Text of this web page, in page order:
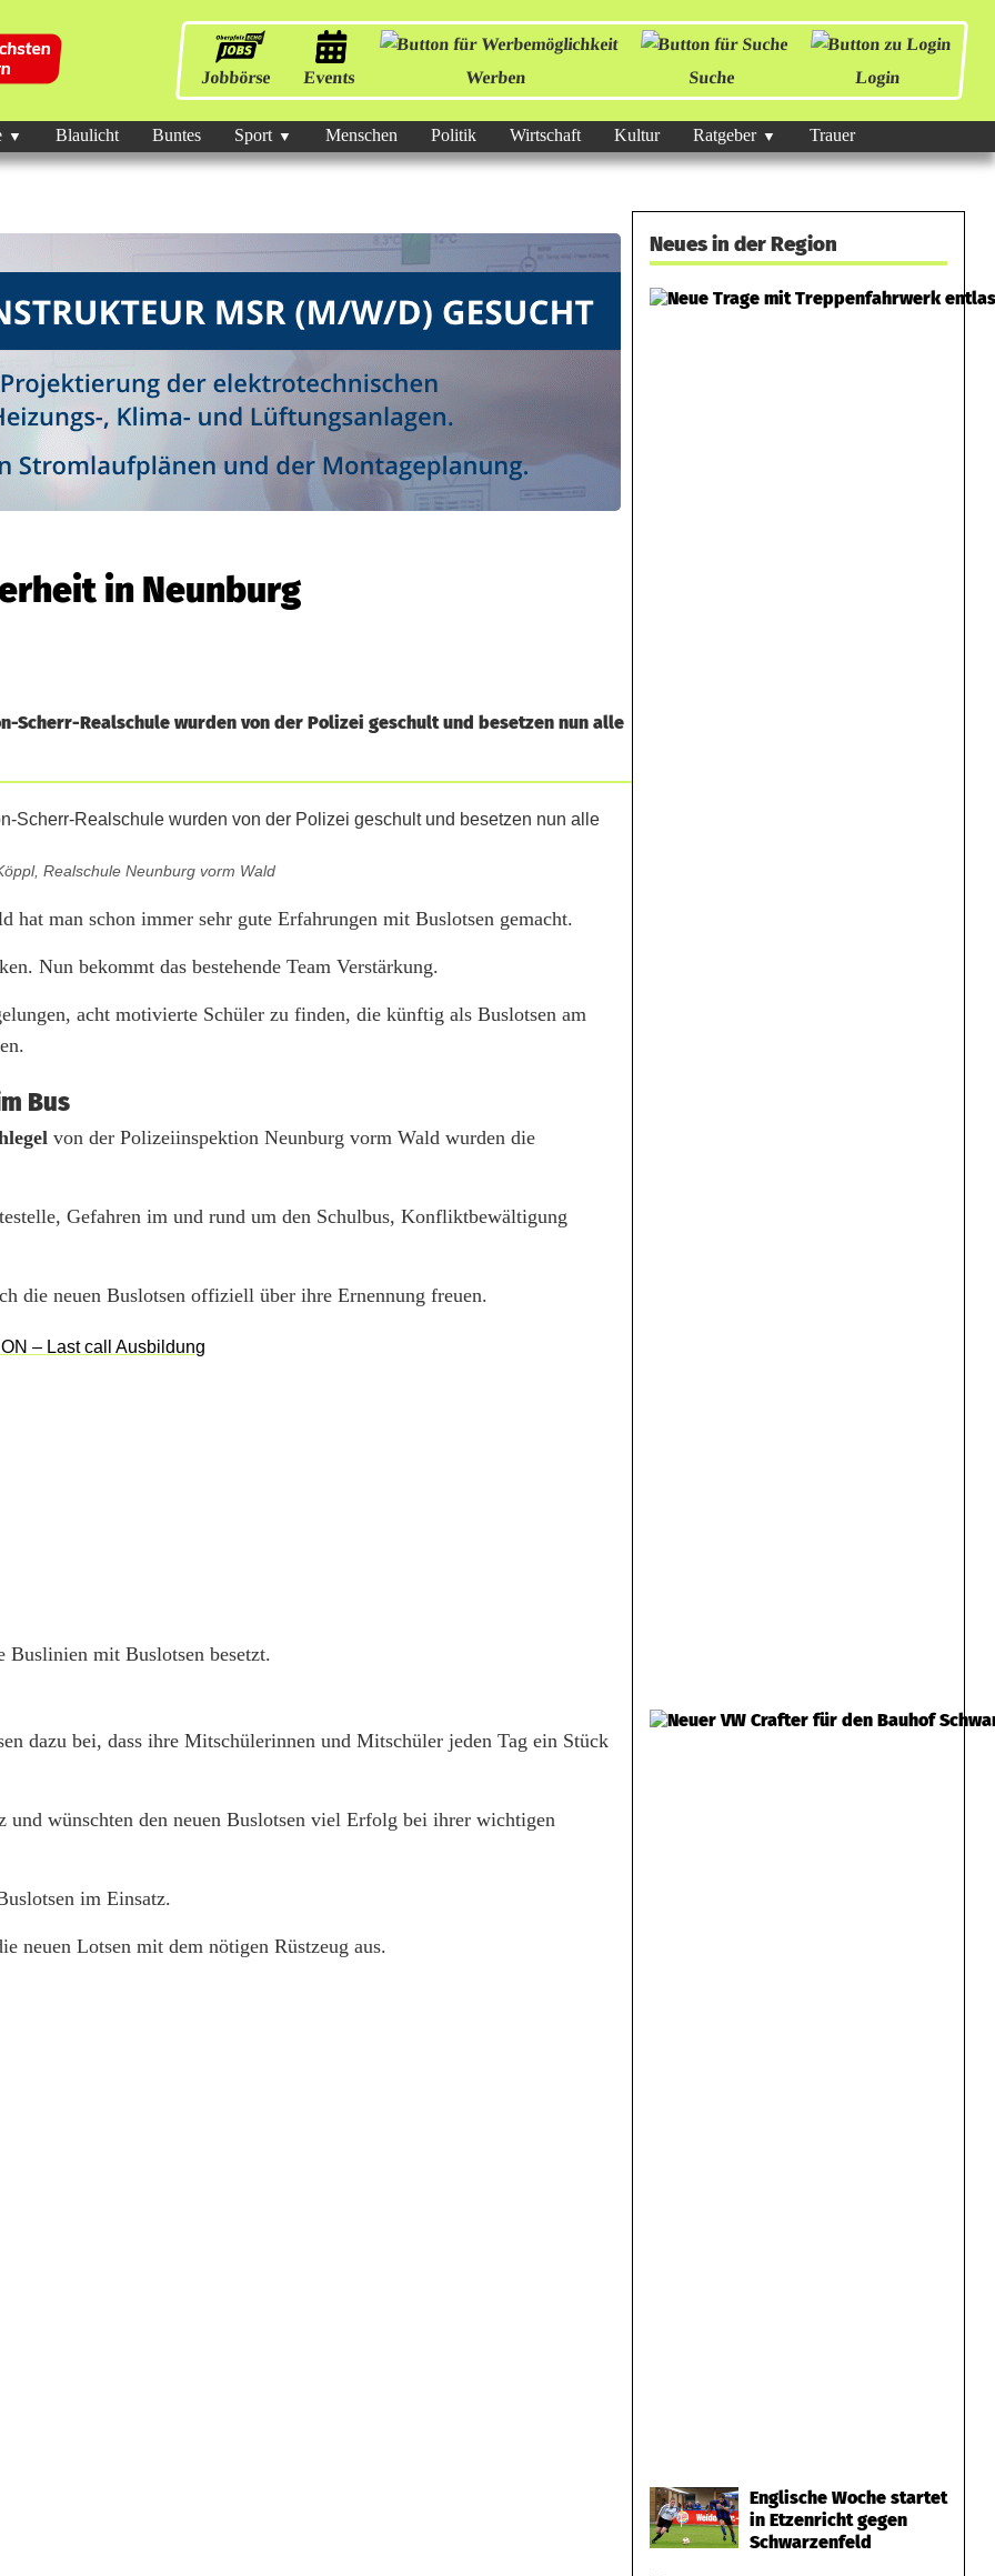
Jobbörse Events Werben Suche Login
Blaulicht Buntes Sport Menschen Politik Wirtschaft Kultur Ratgeber Trauer
in Neunburg
Scherr-Realschule wurden von der Polizei geschult und besetzen nun alle
Realschule Neunburg vorm Wald
man schon immer sehr gute Erfahrungen mit Buslotsen gemacht.
Nun bekommt das bestehende Team Verstärkung.
acht motivierte Schüler zu finden, die künftig als Buslotsen am
Bus
von der Polizeiinspektion Neunburg vorm Wald wurden die
Gefahren im und rund um den Schulbus, Konfliktbewältigung
die neuen Buslotsen offiziell über ihre Ernennung freuen.
mit Buslotsen besetzt.
dazu bei, dass ihre Mitschülerinnen und Mitschüler jeden Tag ein Stück
wünschten den neuen Buslotsen viel Erfolg bei ihrer wichtigen
im Einsatz.
neuen Lotsen mit dem nötigen Rüstzeug aus.
Neues in der Region
Englische Woche startet
in Etzenricht gegen
Schwarzenfeld